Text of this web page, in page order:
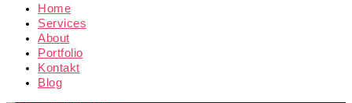
Home
Services
About
Portfolio
Kontakt
Blog